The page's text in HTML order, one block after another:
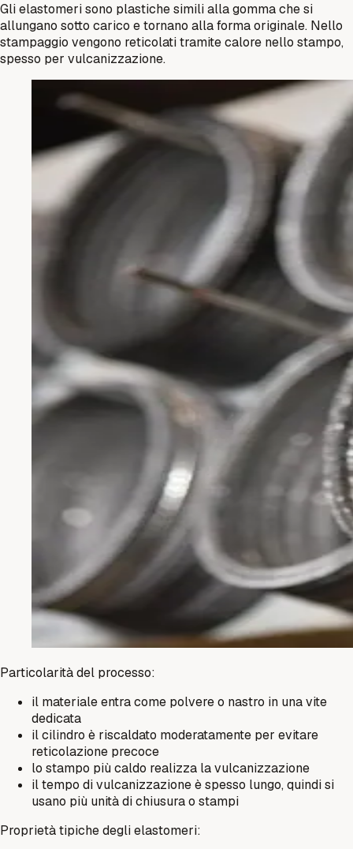
Gli elastomeri sono plastiche simili alla gomma che si
allungano sotto carico e tornano alla forma originale. Nello
stampaggio vengono reticolati tramite calore nello stampo,
spesso per vulcanizzazione.
Particolarità del processo:
il materiale entra come polvere o nastro in una vite
dedicata
il cilindro è riscaldato moderatamente per evitare
reticolazione precoce
lo stampo più caldo realizza la vulcanizzazione
il tempo di vulcanizzazione è spesso lungo, quindi si
usano più unità di chiusura o stampi
Proprietà tipiche degli elastomeri: